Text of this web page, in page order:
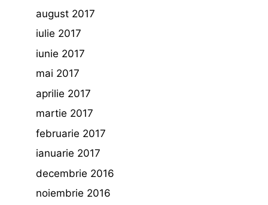
august 2017
iulie 2017
iunie 2017
mai 2017
aprilie 2017
martie 2017
februarie 2017
ianuarie 2017
decembrie 2016
noiembrie 2016